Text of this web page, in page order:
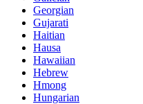
Georgian
Gujarati
Haitian
Hausa
Hawaiian
Hebrew
Hmong
Hungarian